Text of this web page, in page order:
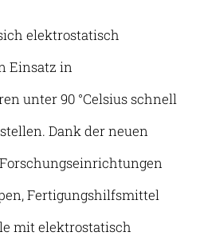
elektrostatisch
Einsatz in
unter 90 °Celsius schnell
Dank der neuen
Fertigungshilfsmittel
mit elektrostatisch